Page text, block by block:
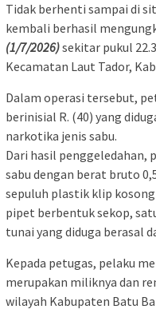
Tidak berhenti sampai di
kembali berhasil
(1/7/2026)sekitar pukul
Kecamatan Laut Tador,
Dalam operasi tersebut,
berinisial R. (40) yang
narkotika jenis sabu.
Dari hasil penggeledahan,
sabu dengan berat bruto
sepuluh plastik klip
pipet berbentuk sekop,
tunai yang diduga berasal
Kepada petugas, pelaku
merupakan miliknya dan
wilayah Kabupaten Batu